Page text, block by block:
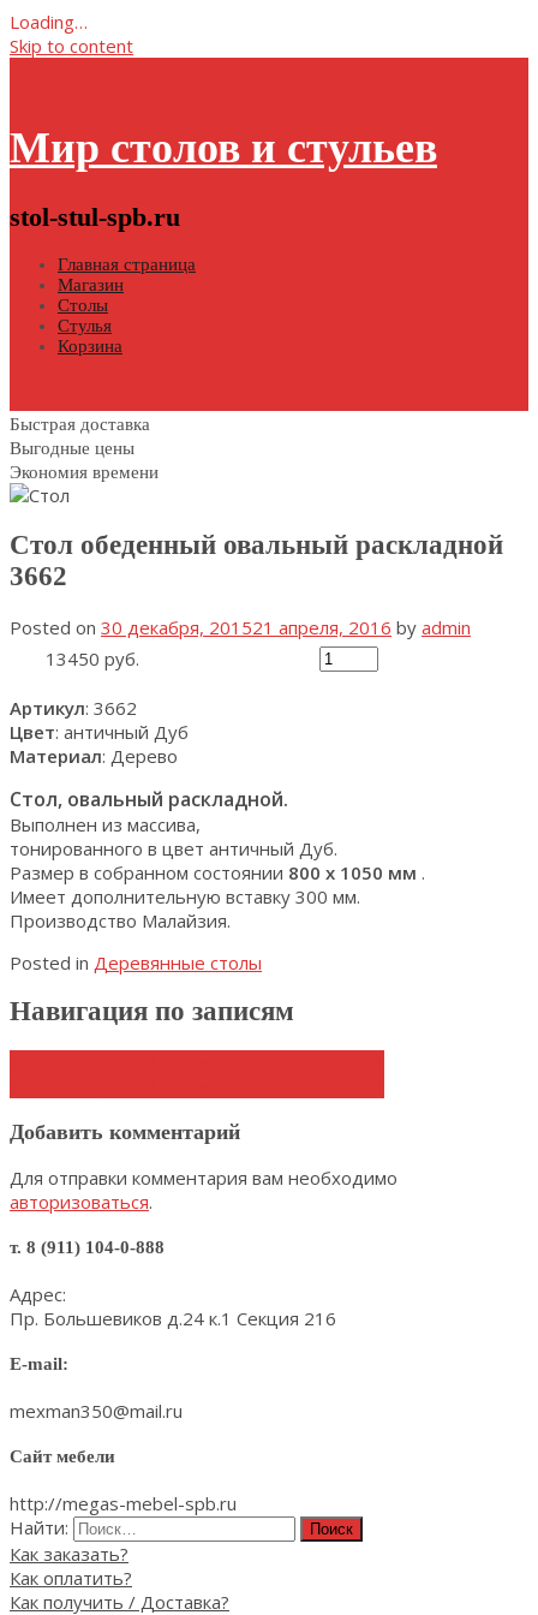
Loading…
Skip to content
Мир столов и стульев
stol-stul-spb.ru
Главная страница
Магазин
Столы
Стулья
Корзина
Быстрая доставка
Выгодные цены
Экономия времени
Стол обеденный овальный раскладной
3662
Posted on 30 декабря, 201521 апреля, 2016 by admin
13450 руб.
Артикул: 3662
Цвет: античный Дуб
Материал: Дерево
Стол, овальный раскладной.
Выполнен из массива,
тонированного в цвет античный Дуб.
Размер в собранном состоянии 800 х 1050 мм .
Имеет дополнительную вставку 300 мм.
Производство Малайзия.
Posted in Деревянные столы
Навигация по записям
Добавить комментарий
Для отправки комментария вам необходимо
авторизоваться.
т. 8 (911) 104-0-888
Адрес:
Пр. Большевиков д.24 к.1 Секция 216
E-mail:
mexman350@mail.ru
Сайт мебели
http://megas-mebel-spb.ru
Найти:
Как заказать?
Как оплатить?
Как получить / Доставка?